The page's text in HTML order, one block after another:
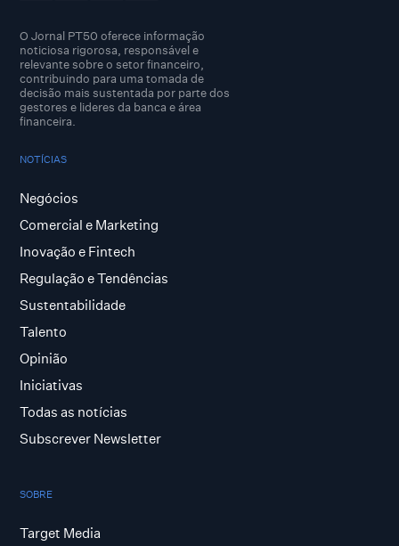
O Jornal PT50 oferece informação
noticiosa rigorosa, responsável e
relevante sobre o setor financeiro,
contribuindo para uma tomada de
decisão mais sustentada por parte dos
gestores e lideres da banca e área
financeira.
NOTÍCIAS
Negócios
Comercial e Marketing
Inovação e Fintech
Regulação e Tendências
Sustentabilidade
Talento
Opinião
Iniciativas
Todas as notícias
Subscrever Newsletter
SOBRE
Target Media